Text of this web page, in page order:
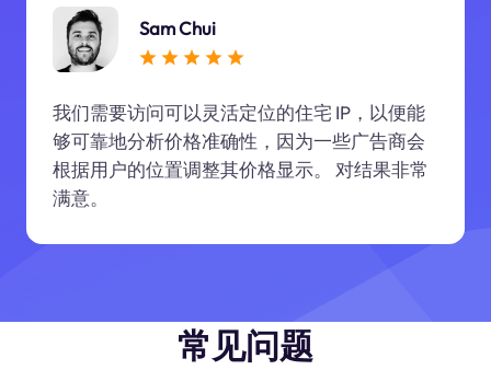
Sam Chui
我们需要访问可以灵活定位的住宅 IP，以便能
够可靠地分析价格准确性，因为一些广告商会
根据用户的位置调整其价格显示。 对结果非常
满意。
常见问题